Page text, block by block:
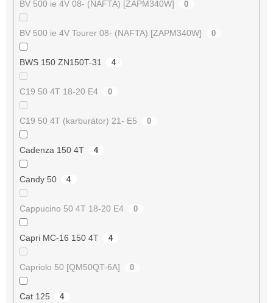
BV 500 ie 4V 08- (NAFTA) [ZAPM340W] 0
BV 500 ie 4V Tourer 08- (NAFTA) [ZAPM340W] 0
BWS 150 ZN150T-31 4
C19 50 4T 18-20 E4 0
C19 50 4T (karburátor) 21- E5 0
Cadenza 150 4T 4
Candy 50 4
Cappucino 50 4T 18-20 E4 0
Capri MC-16 150 4T 4
Capriolo 50 [QM50QT-6A] 0
Cat 125 4